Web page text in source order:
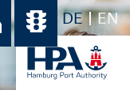
DE EN
Ihr Download-